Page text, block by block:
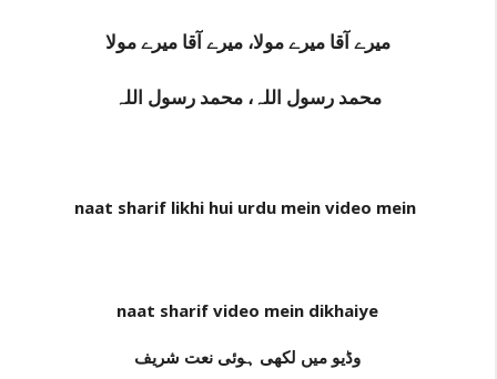
میرے آقا میرے مولا، میرے آقا میرے مولا
محمد رسول اللہ، محمد رسول اللہ
naat sharif likhi hui urdu mein video mein
naat sharif video mein dikhaiye
وڈیو میں لکھی ہوئی نعت شریف